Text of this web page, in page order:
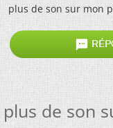
plus de son sur mon

plus de son